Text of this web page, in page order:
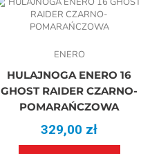
ENERO
HULAJNOGA ENERO 16
GHOST RAIDER CZARNO-
POMARAŃCZOWA
329,00 zł